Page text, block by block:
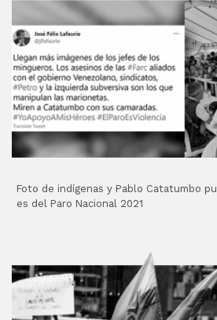
Foto de indígenas y Pablo Catatumbo
es del Paro Nacional 2021